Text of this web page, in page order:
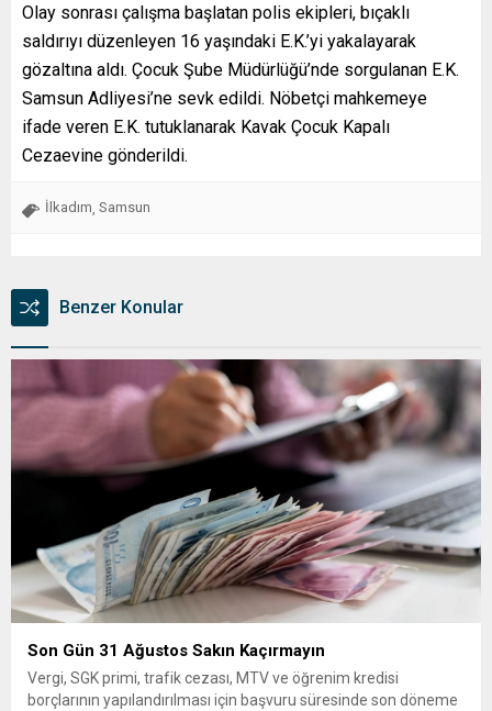
Olay sonrası çalışma başlatan polis ekipleri, bıçaklı
saldırıyı düzenleyen 16 yaşındaki E.K.’yi yakalayarak
gözaltına aldı. Çocuk Şube Müdürlüğü’nde sorgulanan E.K.
Samsun Adliyesi’ne sevk edildi. Nöbetçi mahkemeye
ifade veren E.K. tutuklanarak Kavak Çocuk Kapalı
Cezaevine gönderildi.
İlkadım Samsun
Benzer Konular
Son Gün 31 Ağustos Sakın Kaçırmayın
Vergi, SGK primi, trafik cezası, MTV ve öğrenim kredisi
borçlarının yapılandırılması için başvuru süresinde son döneme